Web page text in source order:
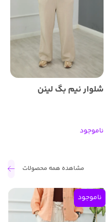
شلوار نیم بگ لینن
ناموجود
مشاهده همه محصولات
ناموجود